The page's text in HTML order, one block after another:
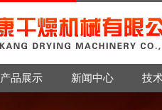
产品展示 新闻中心 技